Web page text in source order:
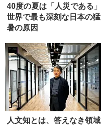
40度の夏は「人災である」
世界で最も深刻な日本の猛
暑の原因
人文知とは、答えなき領域